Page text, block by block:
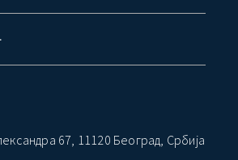
67, 11120 Београд, Србија